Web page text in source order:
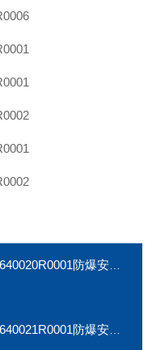
防爆安全开关
防爆安全开关